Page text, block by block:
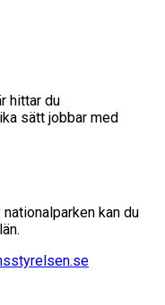
hittar du
sätt jobbar med
kan du